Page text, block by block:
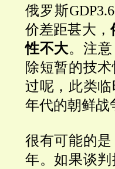
俄罗斯
价差距甚大，
性不大。注
除短暂的技
过呢，此类
年代的朝鲜战
很有可能的
年。如果谈